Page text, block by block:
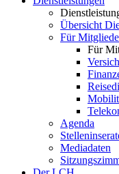
Übersicht
Für
Für
Agenda
Mediadaten